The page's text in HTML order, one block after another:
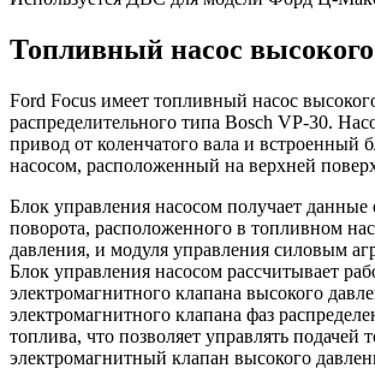
Топливный насос
Ford Focus имеет топливный насос
распределительного типа Bosch VP-30.
привод от коленчатого вала и встроенный
насосом, расположенный на верхней
Блок управления насосом получает данные
поворота, расположенного в топливном
давления, и модуля управления силовым
Блок управления насосом рассчитывает
электромагнитного клапана высокого
электромагнитного клапана фаз
топлива, что позволяет управлять подачей
электромагнитный клапан высокого